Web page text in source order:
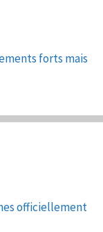
forts mais
officiellement